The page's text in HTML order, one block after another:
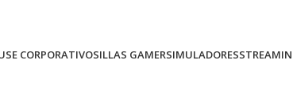
CORPORATIVOSILLAS GAMERSIMULADORES